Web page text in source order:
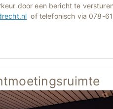
door een bericht te
of telefonisch via 078-